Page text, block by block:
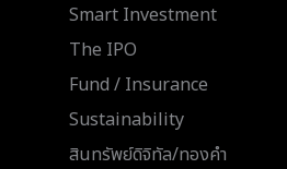
Smart Investment
The IPO
Fund / Insurance
Sustainability
สินทรัพย์ดิจิทัล/ทองคำ